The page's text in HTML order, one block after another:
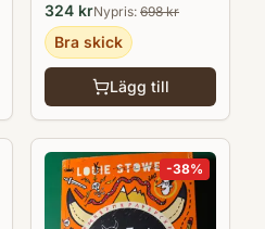
324 krNypris: 698kr
Bra skick
Lägg till
-38%